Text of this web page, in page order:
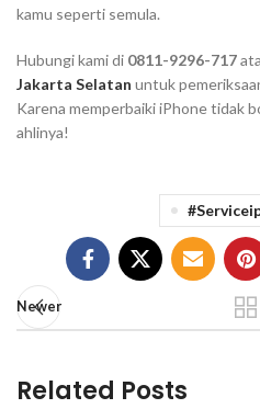
kamu seperti semula.
Hubungi kami di 0811-9296-717
Jakarta Selatan untuk
Karena memperbaiki iPhone tidak
ahlinya!
Newer
Related Posts